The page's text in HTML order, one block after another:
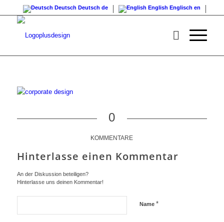
Deutsch Deutsch de English Englisch en
0
KOMMENTARE
Hinterlasse einen Kommentar
An der Diskussion beteiligen?
Hinterlasse uns deinen Kommentar!
Name *